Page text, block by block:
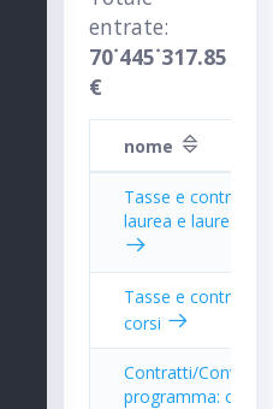
entrate:
70˙445˙317.85
€
nome
Tasse e contributi
laurea e laurea
Tasse e contributi
corsi
Contratti/
programma: con